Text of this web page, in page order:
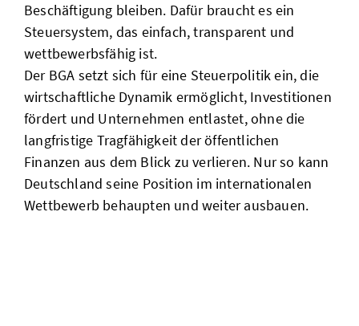
Beschäftigung bleiben. Dafür braucht es ein
Steuersystem, das einfach, transparent und
wettbewerbsfähig ist.
Der BGA setzt sich für eine Steuerpolitik ein, die
wirtschaftliche Dynamik ermöglicht, Investitionen
fördert und Unternehmen entlastet, ohne die
langfristige Tragfähigkeit der öffentlichen
Finanzen aus dem Blick zu verlieren. Nur so kann
Deutschland seine Position im internationalen
Wettbewerb behaupten und weiter ausbauen.